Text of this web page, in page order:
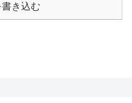
き込む